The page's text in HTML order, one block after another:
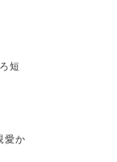
短
愛か